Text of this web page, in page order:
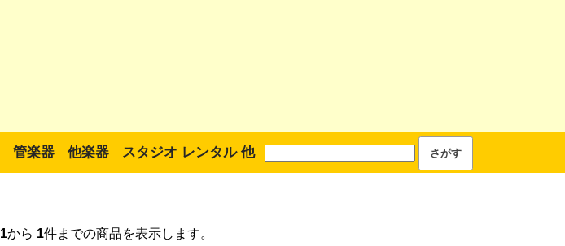
管楽器 他楽器 スタジオ レンタル 他
1から 1件までの商品を表示します。